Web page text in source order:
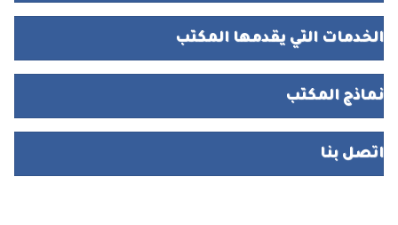
الخدمات التي يقدمها المكتب
نماذج المكتب
اتصل بنا